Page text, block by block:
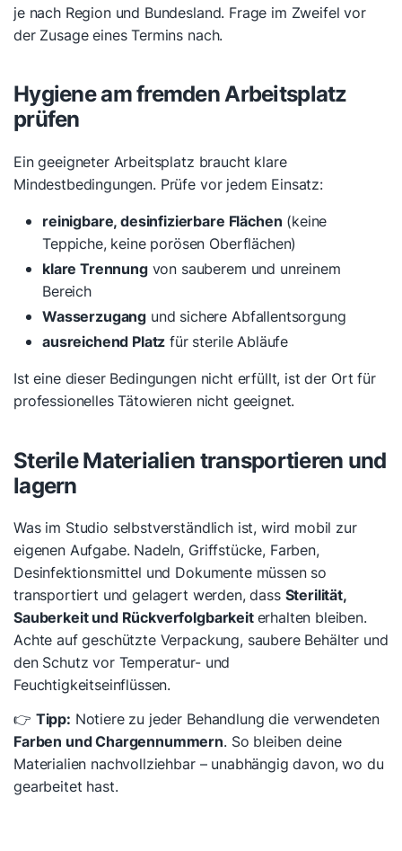
je nach Region und Bundesland. Frage im Zweifel vor
der Zusage eines Termins nach.
Hygiene am fremden Arbeitsplatz
prüfen
Ein geeigneter Arbeitsplatz braucht klare
Mindestbedingungen. Prüfe vor jedem Einsatz:
reinigbare, desinfizierbare Flächen (keine
Teppiche, keine porösen Oberflächen)
klare Trennungvon sauberem und unreinem
Bereich
Wasserzugang und sichere Abfallentsorgung
ausreichend Platz für sterile Abläufe
Ist eine dieser Bedingungen nicht erfüllt, ist der Ort für
professionelles Tätowieren nicht geeignet.
Sterile Materialien transportieren und
lagern
Was im Studio selbstverständlich ist, wird mobil zur
eigenen Aufgabe. Nadeln, Griffstücke, Farben,
Desinfektionsmittel und Dokumente müssen so
transportiert und gelagert werden, dass Sterilität,
Sauberkeit und Rückverfolgbarkeiterhalten bleiben.
Achte auf geschützte Verpackung, saubere Behälter und
den Schutz vor Temperatur- und
Feuchtigkeitseinflüssen.
👉 Tipp: Notiere zu jeder Behandlung die verwendeten
Farben und Chargennummern. So bleiben deine
Materialien nachvollziehbar – unabhängig davon, wo du
gearbeitet hast.